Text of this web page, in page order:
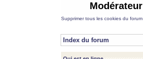
Supprimer tous les cookies du forum
Index du forum